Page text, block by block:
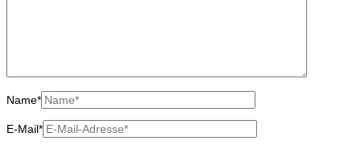
Name*
E-Mail*